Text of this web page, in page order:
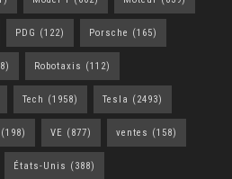
PDG (122) Porsche (165)
Robotaxis (112)
Tech (1958) Tesla (2493)
(198) VE (877) ventes (158)
États-Unis (388)